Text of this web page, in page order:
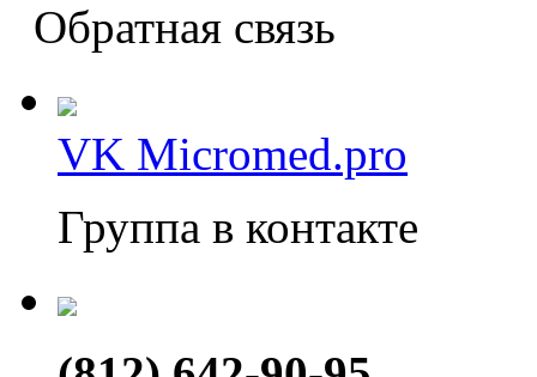
Обратная связь
VK Micromed.pro
Группа в контакте